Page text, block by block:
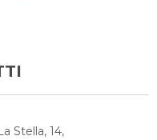
Stella, 14,